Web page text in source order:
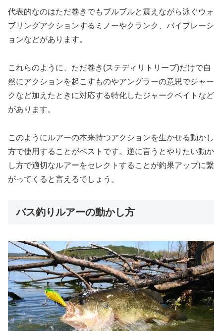
代表的なのはただ巻きでもブルブルと震えながら泳ぐウォ
ブリングアクションするミノーやクランク、バイブレーシ
ョンなどがあります。
これらのように、ただ巻き(ステディリトリーブ)だけで自
然にアクションを起こすものやアングラーの意思でジャー
クなど加えたときに対応する特化したジャークベイトなど
があります。
このようにルアーの本来持つアクションを生かせる動かし
方で使用することがベストです。逆に言うとやりたい動か
し方で適切なルアーをセレクトすることが釣果アップに繋
がってくると言えるでしょう。
バス釣りルアーの動かし方